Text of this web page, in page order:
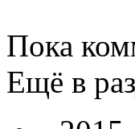
Пока
Ещё в